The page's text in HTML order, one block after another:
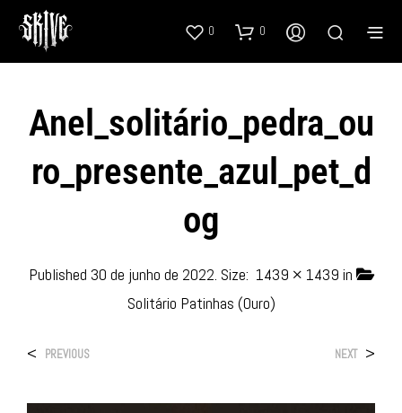
0 0
Anel_solitário_pedra_ou
Ro_presente_azul_pet_d
Og
Published 30 de junho de 2022. Size: 1439 × 1439 in
Solitário Patinhas (Ouro)
< PREVIOUS NEXT >